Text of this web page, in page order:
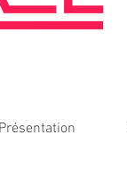
Présentation